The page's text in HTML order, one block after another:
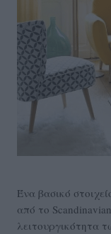
Ένα βασικό
από το
λειτουργικότητα